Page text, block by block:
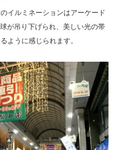
イルミネーションはアーケード
が吊り下げられ、美しい光の帯
ように感じられます。